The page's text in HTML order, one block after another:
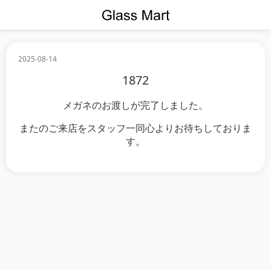
2025-08-14
1872
メガネのお渡しが完了しました。
またのご来店をスタッフ一同心よりお待ちしておりま
す。